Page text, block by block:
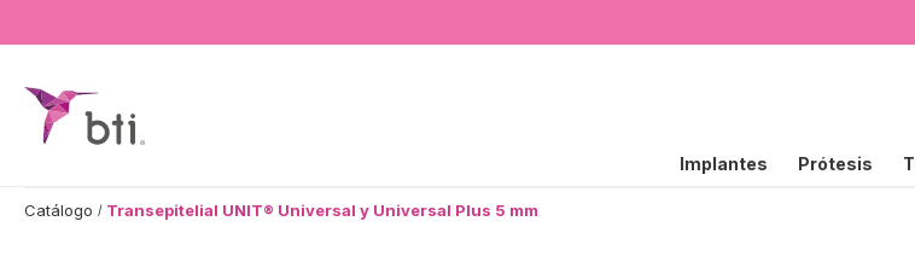
BTI - Human Tecnology
Implantes Prótesis
Catálogo Transepitelial UNIT® Universal y Universal Plus 5 mm